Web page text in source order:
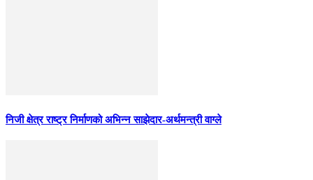
निजी क्षेत्र राष्ट्र निर्माणको अभिन्न साझेदार-अर्थमन्त्री वाग्ले